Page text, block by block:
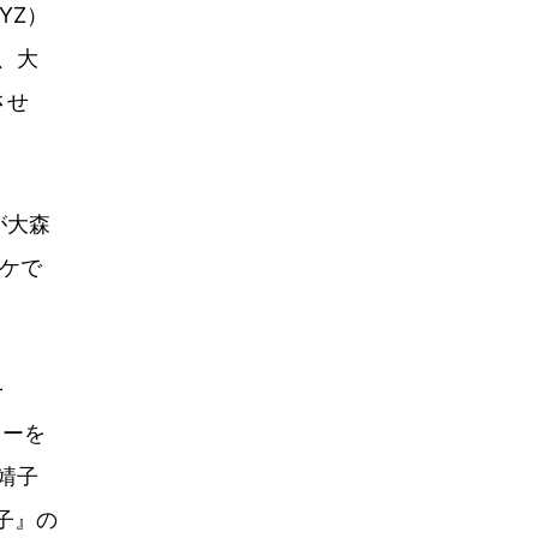
）
大
せ
大森
で
を
子
』の